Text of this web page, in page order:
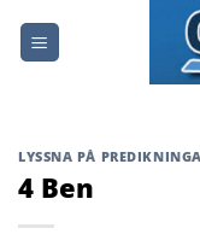
LYSSNA PÅ
4 Ben